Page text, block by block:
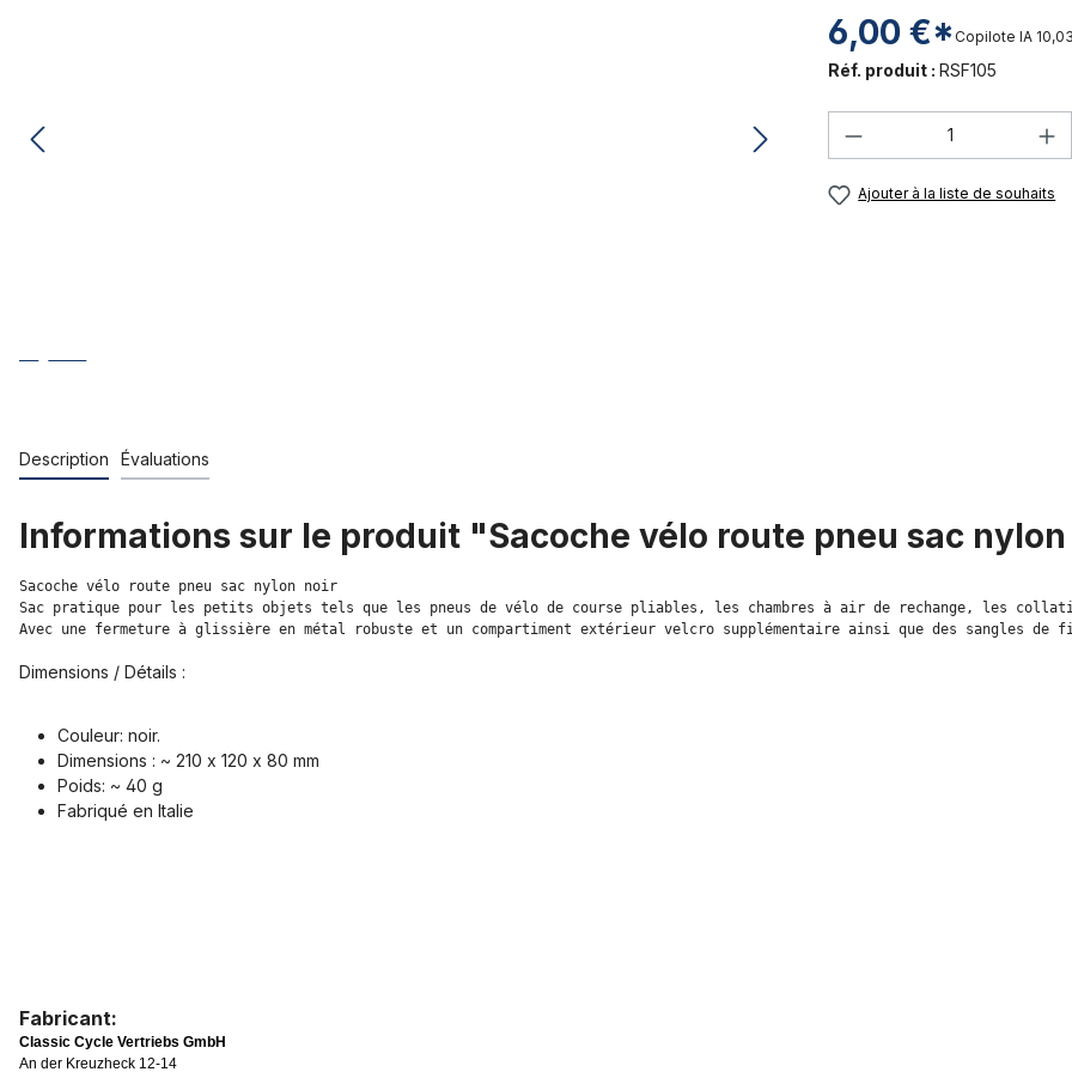
6,00 €* Copilote IA
Réf. produit : RSF105
Quantité de
Ajouter à la liste de souhaits
Description Évaluations
Informations sur le produit "Sacoche vélo route pneu sac
Sacoche vélo route pneu sac nylon noir
Sac pratique pour les petits objets tels que les pneus de vélo de course pliables, les chambres à air de rechange, les
Avec une fermeture à glissière en métal robuste et un compartiment extérieur velcro supplémentaire ainsi que des sangles de
Dimensions / Détails :
Couleur: noir.
Dimensions : ~ 210 x 120 x 80 mm
Poids: ~ 40 g
Fabriqué en Italie
Fabricant:
Classic Cycle Vertriebs GmbH
An der Kreuzheck 12-14